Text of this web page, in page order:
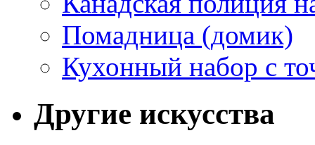
Помадница (домик)
Кухонный набор с
Другие искусства